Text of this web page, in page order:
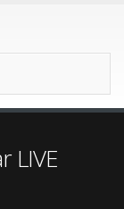
LIVE